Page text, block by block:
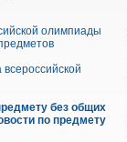
олимпиады
всероссийской
без общих
по предмету